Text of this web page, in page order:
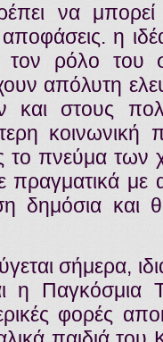
να μπορεί
αποφάσεις. η
τον ρόλο του
απόλυτη
και στους
κοινωνική
το πνεύμα των
με
δημόσια και
σήμερα,
η Παγκόσμια
φορές